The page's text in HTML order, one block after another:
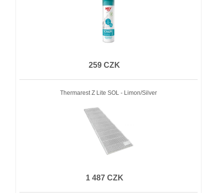
259 CZK
Thermarest Z Lite SOL - Limon/Silver
1 487 CZK